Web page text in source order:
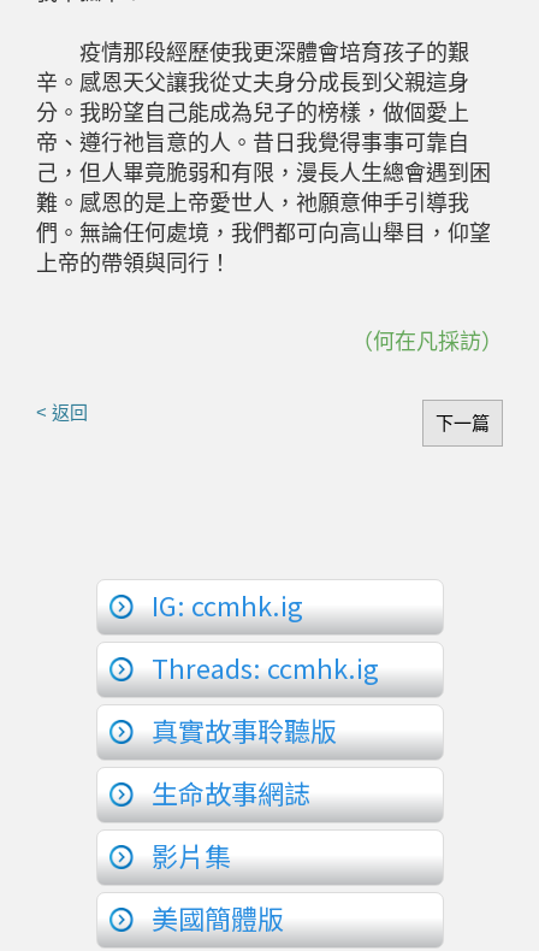
疫情那段經歷使我更深體會培育孩子的艱
辛。感恩天父讓我從丈夫身分成長到父親這身
分。我盼望自己能成為兒子的榜樣，做個愛上
帝、遵行祂旨意的人。昔日我覺得事事可靠自
己，但人畢竟脆弱和有限，漫長人生總會遇到困
難。感恩的是上帝愛世人，祂願意伸手引導我
們。無論任何處境，我們都可向高山舉目，仰望
上帝的帶領與同行！
（何在凡採訪）
< 返回
下一篇
IG: ccmhk.ig
Threads: ccmhk.ig
真實故事聆聽版
生命故事網誌
影片集
美國簡體版